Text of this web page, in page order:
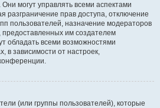
могут управлять всеми аспектами
разграничение прав доступа, отключение
пользователей, назначение модераторов
предоставленных им создателем
обладать всеми возможностями
в зависимости от настроек,
(или группы пользователей), которые